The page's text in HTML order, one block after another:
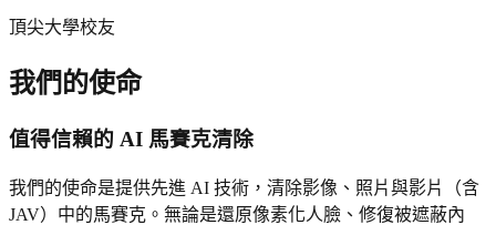
頂尖大學校友
我們的使命
值得信賴的 AI 馬賽克清除
我們的使命是提供先進 AI 技術，清除影像、照片與影片（含
JAV）中的馬賽克。無論是還原像素化人臉、修復被遮蔽內